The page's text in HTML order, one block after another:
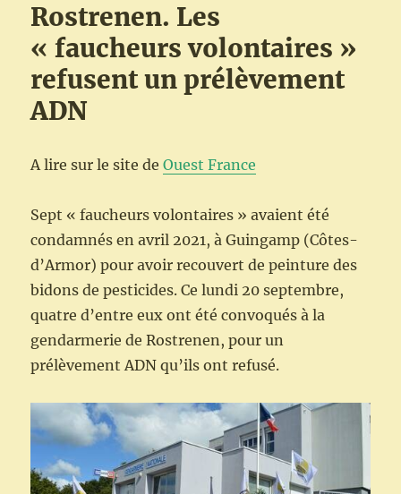
Rostrenen. Les
« faucheurs volontaires »
refusent un prélèvement
ADN
A lire sur le site deOuest France
​Sept « faucheurs volontaires » avaient été
condamnés en avril 2021, à Guingamp (Côtes-
d’Armor) pour avoir recouvert de peinture des
bidons de pesticides. Ce lundi 20 septembre,
quatre d’entre eux ont été convoqués à la
gendarmerie de Rostrenen, pour un
prélèvement ADN qu’ils ont refusé.